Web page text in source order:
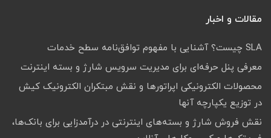
مقالات و اخبار
SLA چیست؟ آشنایی با مفهوم توافق‌نامه سطح خدمات
معرفی پنل حرفه‌ای برای مدیریت سرویس شارژ و بسته اینترنت
محصولات الکترونیکی اپراتورها و نقش مبتکران الکترونیک کیش
در توزیع یکپارچه آنها
نقش فروش شارژ و بسته‌های اینترنتی در درآمدزایی برای بانک‌ها،